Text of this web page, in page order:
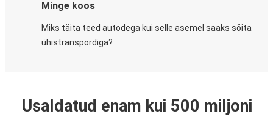
Minge koos
Miks täita teed autodega kui selle asemel saaks sõita
ühistranspordiga?
Usaldatud enam kui 500 miljoni